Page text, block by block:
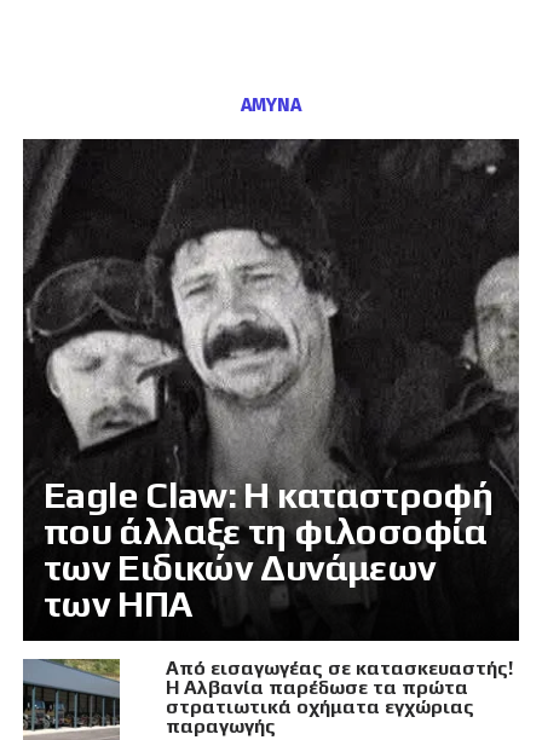
ΑΜΥΝΑ
Eagle Claw: Η καταστροφή
που άλλαξε τη φιλοσοφία
των Ειδικών Δυνάμεων
των ΗΠΑ
Από εισαγωγέας σε κατασκευαστής!
Η Αλβανία παρέδωσε τα πρώτα
στρατιωτικά οχήματα εγχώριας
παραγωγής